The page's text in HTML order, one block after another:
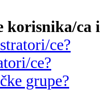
korisnika/ca
ce?
ce?
grupe?